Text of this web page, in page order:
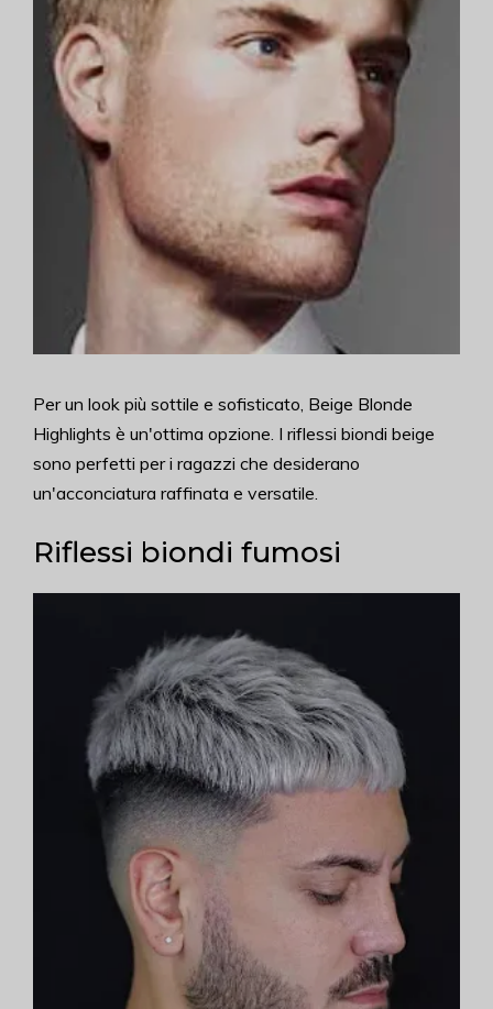
Per un look più sottile e sofisticato, Beige Blonde
Highlights è un'ottima opzione. I riflessi biondi beige
sono perfetti per i ragazzi che desiderano
un'acconciatura raffinata e versatile.
Riflessi biondi fumosi